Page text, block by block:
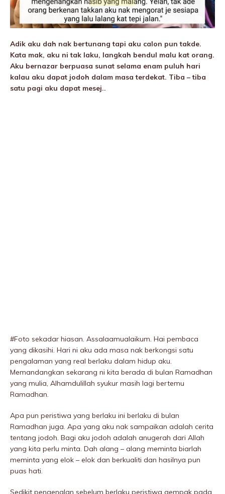
Adik aku dah nak bertunang tapi aku calon pun takde.
Kata mak, aku ni tak laku, langkah bendul malu kat orang.
Aku bernazar berpuasa sunat selama enam puluh hari
kalau aku dapat jodoh dalam masa terdekat. Tiba – tiba
satu pagi aku dapat mesej..
#Foto sekadar hiasan. Assalaamualaikum. Hai pembaca
yang dikasihi. Hari ni aku ada masa nak berkongsi satu
pengalaman yang real berlaku dalam hidup aku.
Memandangkan sekarang ni kita berada di bulan Ramadhan
yang mulia, Alhamdulillah syukur masih lagi bertemu
Ramadhan.
Apa pun peristiwa yang berlaku ini berlaku di bulan
Ramadhan juga. Apa yang aku nak sampaikan adalah cerita
tentang jodoh. Bagi aku jodoh adalah anugerah dari Allah
yang kita perlu minta. Dah alang – alang meminta biarlah
meminta yang elok – elok dan berkualiti dan hasilnya pun
puas hati.
Sedikit pengenalan sebelum berlaku peristiwa gempak pada